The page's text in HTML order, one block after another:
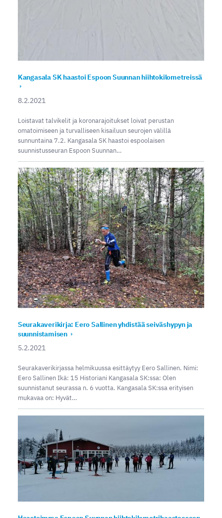
Kangasala SK haastoi Espoon Suunnan hiihtokilometreissä
8.2.2021
Loistavat talvikelit ja koronarajoitukset loivat perustan
omatoimiseen ja turvalliseen kisailuun seurojen välillä
sunnuntaina 7.2. Kangasala SK haastoi espoolaisen
suunnistusseuran Espoon Suunnan…
Seurakaverikirja: Eero Sallinen yhdistää seiväshypyn ja
suunnistamisen
5.2.2021
Seurakaverikirjassa helmikuussa esittäytyy Eero Sallinen. Nimi:
Eero Sallinen Ikä: 15 Historiani Kangasala SK:ssa: Olen
suunnistanut seurassa n. 6 vuotta. Kangasala SK:ssa erityisen
mukavaa on: Hyvät…